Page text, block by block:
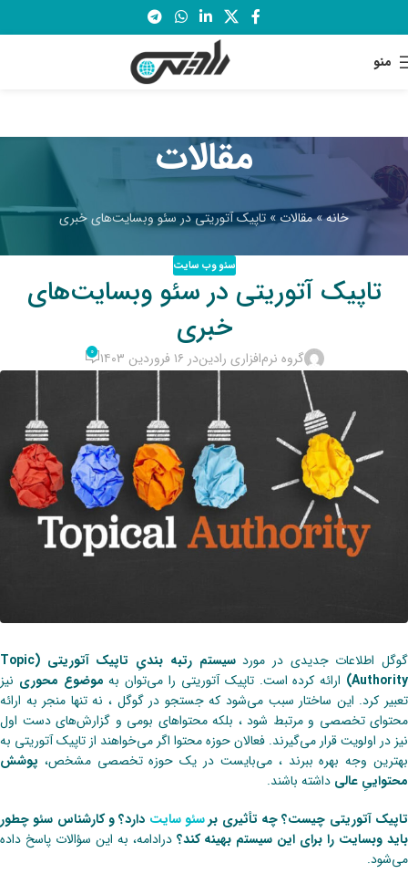
منو
مقالات
خانه»مقالات» تاپیک آتوریتی در سئو وبسایت‌های خبری
سئو وب سایت
تاپیک آتوریتی در سئو وبسایت‌های
خبری
گروه نرم‌افزاری رادیندر ۱۶ فروردین ۱۴۰۳ ۰
گوگل اطلاعات جدیدی در مورد
سیستم رتبه بندیِ ‌‌تاپیک آتوریتی (Topic
Authority) ارائه کرده است. تاپیک آتوریتی را می‌توان به موضوع محوری نیز
تعبیر کرد. این ساختار سبب‌ می‌شود که جستجو در گوگل ، نه تنها منجر به ارائه
محتوای تخصصی و مرتبط شود ، بلکه محتواهای بومی و گزارش‌های ‌دست اول
نیز در اولویت قرار‌ می‌گیرند. فعالان حوزه محتوا اگر‌ می‌خواهند از ‌‌تاپیک آتوریتی به
بهترین وجه بهره ببرند ، می‌بایست در یک حوزه تخصصی مشخص، پوشش
محتواییِ عالی داشته باشند.
تاپیک آتوریتی چیست؟ چه تأثیری برسئو سایت دارد؟ و کارشناس سئو چطور
باید وبسایت را برای این سیستم بهینه کند؟درادامه، به این سؤالات پاسخ داده
می‌شود.